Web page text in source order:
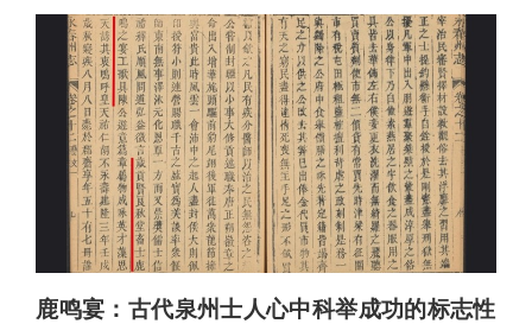
鹿鸣宴：古代泉州士人心中科举成功的标志性